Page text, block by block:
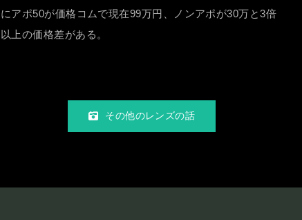
にアポ50が価格コムで現在99万円、ノンアポが30万と3倍
以上の価格差がある。
その他のレンズの話